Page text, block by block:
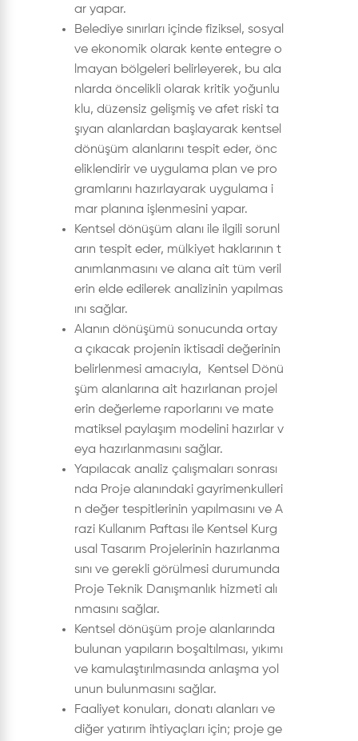
ar yapar.
Belediye sınırları içinde fiziksel, sosyal
ve ekonomik olarak kente entegre o
lmayan bölgeleri belirleyerek, bu ala
nlarda öncelikli olarak kritik yoğunlu
klu, düzensiz gelişmiş ve afet riski ta
şıyan alanlardan başlayarak kentsel
dönüşüm alanlarını tespit eder, önc
eliklendirir ve uygulama plan ve pro
gramlarını hazırlayarak uygulama i
mar planına işlenmesini yapar.
Kentsel dönüşüm alanı ile ilgili sorunl
arın tespit eder, mülkiyet haklarının t
anımlanmasını ve alana ait tüm veril
erin elde edilerek analizinin yapılmas
ını sağlar.
Alanın dönüşümü sonucunda ortay
a çıkacak projenin iktisadi değerinin
belirlenmesi amacıyla, Kentsel Dönü
şüm alanlarına ait hazırlanan projel
erin değerleme raporlarını ve mate
matiksel paylaşım modelini hazırlar v
eya hazırlanmasını sağlar.
Yapılacak analiz çalışmaları sonrası
nda Proje alanındaki gayrimenkulleri
n değer tespitlerinin yapılmasını ve A
razi Kullanım Paftası ile Kentsel Kurg
usal Tasarım Projelerinin hazırlanma
sını ve gerekli görülmesi durumunda
Proje Teknik Danışmanlık hizmeti alı
nmasını sağlar.
Kentsel dönüşüm proje alanlarında
bulunan yapıların boşaltılması, yıkımı
ve kamulaştırılmasında anlaşma yol
unun bulunmasını sağlar.
Faaliyet konuları, donatı alanları ve
diğer yatırım ihtiyaçları için; proje ge